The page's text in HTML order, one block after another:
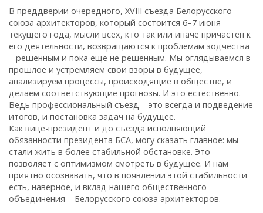
В преддверии очередного, XVIII съезда Белорусского
союза архитекторов, который состоится 6–7 июня
текущего года, мысли всех, кто так или иначе причастен к
его деятельности, возвращаются к проблемам зодчества
– решенным и пока еще не решенным. Мы оглядываемся в
прошлое и устремляем свои взоры в будущее,
анализируем процессы, происходящие в обществе, и
делаем соответствующие прогнозы. И это естественно.
Ведь профессиональный съезд – это всегда и подведение
итогов, и постановка задач на будущее.
Как вице-президент и до съезда исполняющий
обязанности президента БСА, могу сказать главное: мы
стали жить в более стабильной обстановке. Это
позволяет с оптимизмом смотреть в будущее. И нам
приятно осознавать, что в появлении этой стабильности
есть, наверное, и вклад нашего общественного
объединения – Белорусского союза архитекторов.